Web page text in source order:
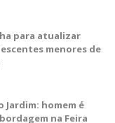
para atualizar
menores de
Jardim: homem é
na Feira